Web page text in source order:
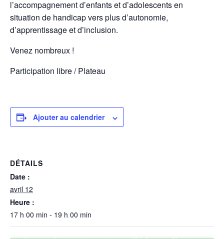
l’accompagnement d’enfants et d’adolescents en
situation de handicap vers plus d’autonomie,
d’apprentissage et d’inclusion.
Venez nombreux !
Participation libre / Plateau
Ajouter au calendrier
DÉTAILS
Date :
avril 12
Heure :
17 h 00 min - 19 h 00 min